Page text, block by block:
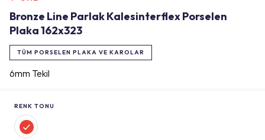
Bronze Line Parlak Kalesinterflex Porselen
Plaka 162x323
TÜM PORSELEN PLAKA VE KAROLAR
6mm Tekil
RENK TONU